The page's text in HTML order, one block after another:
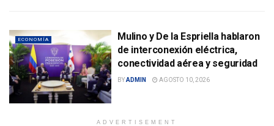
ECONOMÍA
Mulino y De la Espriella hablaron
de interconexión eléctrica,
conectividad aérea y seguridad
BYADMIN AGOSTO 10, 2026
ADVERTISEMENT